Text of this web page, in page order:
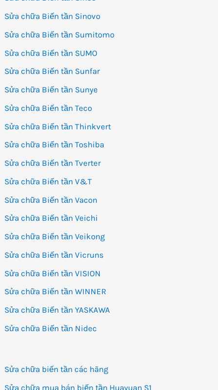
Sửa chữa Biến tần Sinovo
Sửa chữa Biến tần Sumitomo
Sửa chữa Biến tần SUMO
Sửa chữa Biến tần Sunfar
Sửa chữa Biến tần Sunye
Sửa chữa Biến tần Teco
Sửa chữa Biến tần Thinkvert
Sửa chữa Biến tần Toshiba
Sửa chữa Biến tần Tverter
Sửa chữa Biến tần V&T
Sửa chữa Biến tần Vacon
Sửa chữa Biến tần Veichi
Sửa chữa Biến tần Veikong
Sửa chữa Biến tần Vicruns
Sửa chữa Biến tần VISION
Sửa chữa Biến tần WINNER
Sửa chữa Biến tần YASKAWA
Sửa chữa Biến tần Nidec
Sửa chữa biến tần các hãng
Sửa chữa mua bán biến tần Huayuan S1